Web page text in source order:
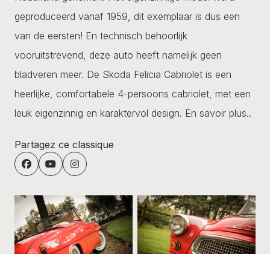
geproduceerd vanaf 1959, dit exemplaar is dus een
van de eersten! En technisch behoorlijk
vooruitstrevend, deze auto heeft namelijk geen
bladveren meer. De Skoda Felicia Cabriolet is een
heerlijke, comfortabele 4-persoons cabriolet, met een
leuk eigenzinnig en karaktervol design. En savoir plus..
Partagez ce classique